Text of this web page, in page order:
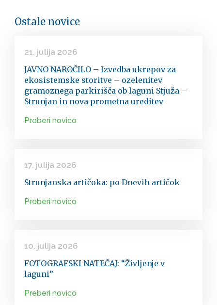
Ostale novice
21. julija 2026
JAVNO NAROČILO – Izvedba ukrepov za
ekosistemske storitve – ozelenitev
gramoznega parkirišča ob laguni Stjuža –
Strunjan in nova prometna ureditev
Preberi novico
17. julija 2026
Strunjanska artičoka: po Dnevih artičok
Preberi novico
10. julija 2026
FOTOGRAFSKI NATEČAJ: “Življenje v
laguni”
Preberi novico